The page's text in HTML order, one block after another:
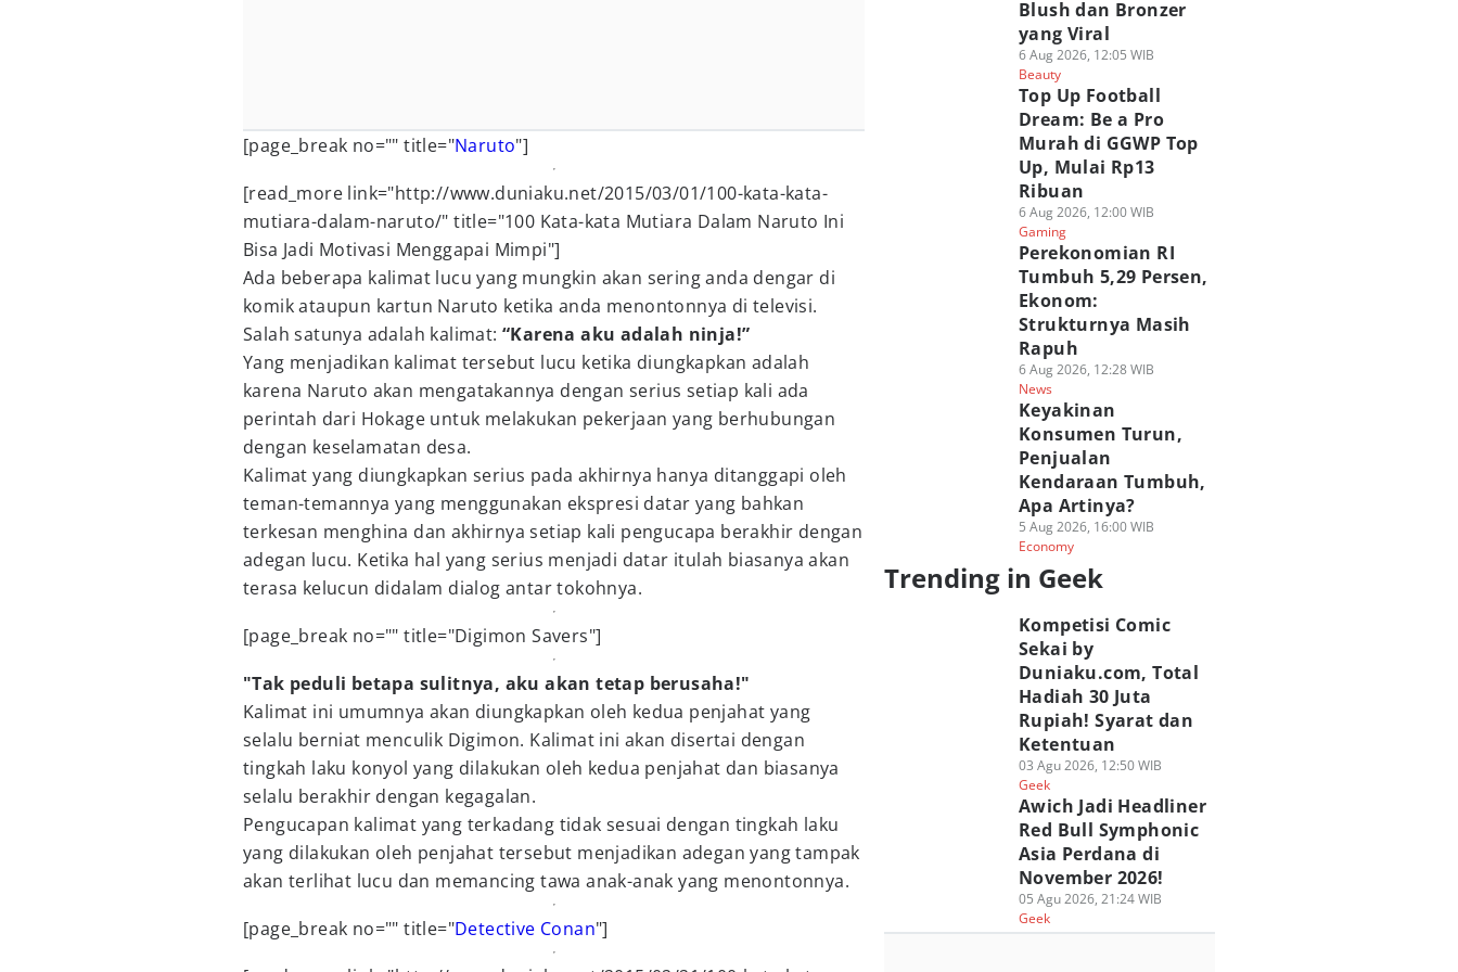
[page_break no="" title="Naruto"]
[read_more link="http://www.duniaku.net/2015/03/01/100-kata-kata-
mutiara-dalam-naruto/" title="100 Kata-kata Mutiara Dalam Naruto Ini
Bisa Jadi Motivasi Menggapai Mimpi"]
Ada beberapa kalimat lucu yang mungkin akan sering anda dengar di
komik ataupun kartun Naruto ketika anda menontonnya di televisi.
Salah satunya adalah kalimat: “Karena aku adalah ninja!”
Yang menjadikan kalimat tersebut lucu ketika diungkapkan adalah
karena Naruto akan mengatakannya dengan serius setiap kali ada
perintah dari Hokage untuk melakukan pekerjaan yang berhubungan
dengan keselamatan desa.
Kalimat yang diungkapkan serius pada akhirnya hanya ditanggapi oleh
teman-temannya yang menggunakan ekspresi datar yang bahkan
terkesan menghina dan akhirnya setiap kali pengucapa berakhir dengan
adegan lucu. Ketika hal yang serius menjadi datar itulah biasanya akan
terasa kelucun didalam dialog antar tokohnya.
[page_break no="" title="Digimon Savers"]
"Tak peduli betapa sulitnya, aku akan tetap berusaha!"
Kalimat ini umumnya akan diungkapkan oleh kedua penjahat yang
selalu berniat menculik Digimon. Kalimat ini akan disertai dengan
tingkah laku konyol yang dilakukan oleh kedua penjahat dan biasanya
selalu berakhir dengan kegagalan.
Pengucapan kalimat yang terkadang tidak sesuai dengan tingkah laku
yang dilakukan oleh penjahat tersebut menjadikan adegan yang tampak
akan terlihat lucu dan memancing tawa anak-anak yang menontonnya.
[page_break no="" title="Detective Conan"]
Blush dan Bronzer
yang Viral
6 Aug 2026, 12:05 WIB
Beauty
Top Up Football
Dream: Be a Pro
Murah di GGWP Top
Up, Mulai Rp13
Ribuan
6 Aug 2026, 12:00 WIB
Gaming
Perekonomian RI
Tumbuh 5,29 Persen,
Ekonom:
Strukturnya Masih
Rapuh
6 Aug 2026, 12:28 WIB
News
Keyakinan
Konsumen Turun,
Penjualan
Kendaraan Tumbuh,
Apa Artinya?
5 Aug 2026, 16:00 WIB
Economy
Trending in Geek
Kompetisi Comic
Sekai by
Duniaku.com, Total
Hadiah 30 Juta
Rupiah! Syarat dan
Ketentuan
03 Agu 2026, 12:50 WIB
Geek
Awich Jadi Headliner
Red Bull Symphonic
Asia Perdana di
November 2026!
05 Agu 2026, 21:24 WIB
Geek